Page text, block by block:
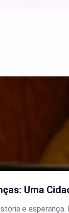
Uma
e